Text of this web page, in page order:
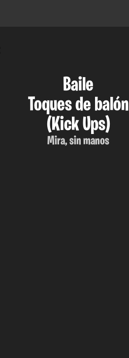
Baile
Toques de balón
(Kick Ups)
Mira, sin manos